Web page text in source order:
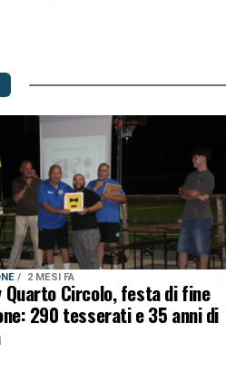
2 MESI FA
Quarto Circolo, festa di fine
290 tesserati e 35 anni di